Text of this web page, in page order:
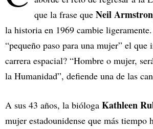
que la frase que Neil
la historia en 1969 cambie
“pequeño paso para una mujer” el que
carrera espacial? “Hombre o mujer,
la Humanidad”, defiende una de las
A sus 43 años, la bióloga Kathleen
mujer estadounidense que más tiempo